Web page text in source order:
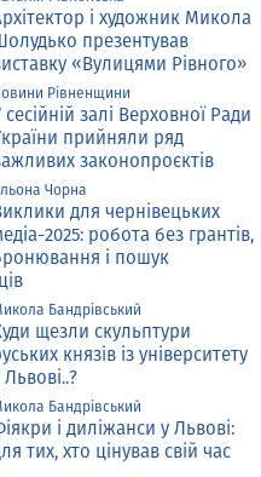
і художник Микола
презентував
«Вулицями Рівного»
Рівненщини
сесійній залі Верховної Ради
прийняли ряд
законопроєктів
Чорна
для чернівецьких
2025: робота без грантів,
і пошук
Бандрівський
щезли скульптури
князів із університету
Львові..?
Бандрівський
і диліжанси у Львові:
тих, хто цінував свій час